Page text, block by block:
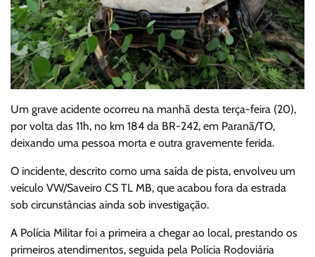
Um grave acidente ocorreu na manhã desta terça-feira (20),
por volta das 11h, no km 184 da BR-242, em Paranã/TO,
deixando uma pessoa morta e outra gravemente ferida.
O incidente, descrito como uma saída de pista, envolveu um
veículo VW/Saveiro CS TL MB, que acabou fora da estrada
sob circunstâncias ainda sob investigação.
A Polícia Militar foi a primeira a chegar ao local, prestando os
primeiros atendimentos, seguida pela Polícia Rodoviária